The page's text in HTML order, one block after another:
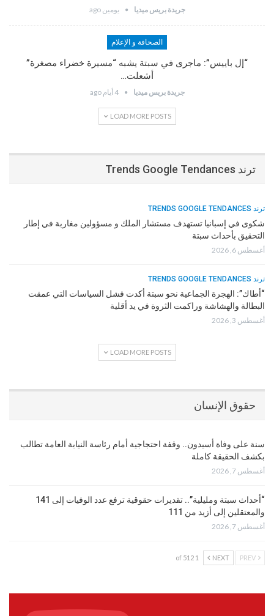
جريدة بريس ميديا يومين ago
الصحافة و الإعلام
“إل باييس”: ماجرى في سبتة يشبه “مسيرة خضراء مصغرة”
أشعلت…
جريدة بريس ميديا 4 أيام ago
LOAD MORE POSTS
ترند Trends Google Tendances
ترند TRENDS GOOGLE TENDANCES
شكوى في إسبانيا تستهدف مستشار الملك و مسؤولين مغاربة في إطار
التحقيق بأحداث سبتة
أغسطس 6, 2026
ترند TRENDS GOOGLE TENDANCES
“أطاك”: الهجرة الجماعية نحو سبتة أكدت فشل السياسات التي عمقت
البطالة والهشاشة وراكمت الثروة في يد أقلية
أغسطس 3, 2026
LOAD MORE POSTS
حقوق الإنسان
سنة على وفاة أسيدون.. وقفة احتجاجية أمام رئاسة النيابة العامة تطالب
بكشف الحقيقة كاملة
أغسطس 7, 2026
“أحداث سبتة ومليلية”.. تقديرات حقوقية ترفع عدد الوفيات إلى 141
والمعتقلين إلى أزيد من 111
أغسطس 7, 2026
NEXT
1 of 512